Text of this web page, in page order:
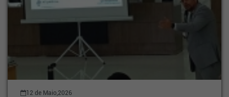
12 de Maio,2026